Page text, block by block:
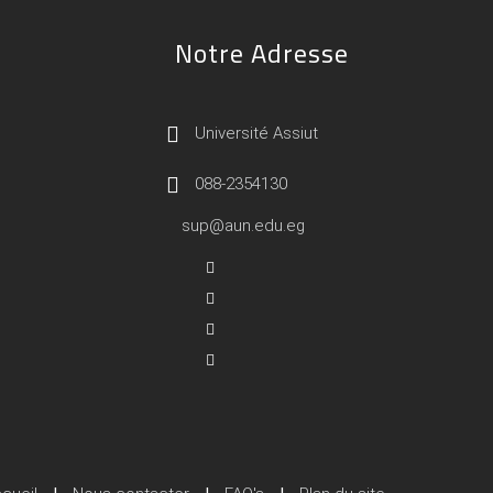
Notre Adresse
Université Assiut
088-2354130
sup@aun.edu.eg